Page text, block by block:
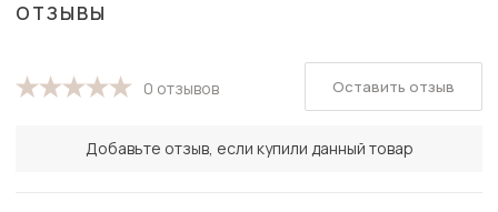
ОТЗЫВЫ
0 отзывов
Добавьте отзыв, если купили данный товар
Оставить отзыв